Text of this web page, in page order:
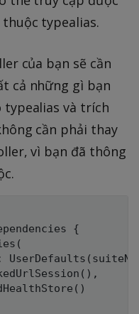
typealias.
của bạn sẽ cần
cả những gì bạn
typealias và trích
cần phải thay
vì bạn đã thông
{